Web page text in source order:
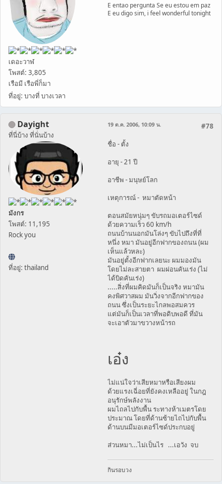
เดอะวาฬ
โพสต์: 3,805
เรือมี เรือพี่ก็มา
ที่อยู่: บางที่ บางเวลา
E entao pergunta Se eu estou em paz
E eu digo sim, i feel wonderful tonight
Dayight
ที่นี่บ้าง ที่นั่นบ้าง
มังกร
โพสต์: 11,195
Rock you
ที่อยู่: thailand
#78
19 ต.ค. 2006, 10:09 น.
ชื่อ - ตั้ง
อายุ - 21 ปี
อาชีพ - มนุษย์โลก
เหตุการณ์ - หมาตัดหน้า
ตอนสมัยหนุ่มๆ ขับรถมอเตอร์ไซด์
ด้วยความเร็ว 60 km/h
ถนนบ้านนอกมันโล่งๆ ขับไปถึงที่ที่
หนึ่ง หมา มันอยู่อีกฟากของถนน (ผม
เห็นแล้วหละ)
มันอยู่ตั้งอีกฟากเลยนะ ผมมองมัน
โดยไม่ละสายตา ผมผ่อนคันเร่ง (ไม่
ได้บิดคันเร่ง)
.....สิ่งที่ผมคิดมันก็เป็นจริง หมามัน
คงพิศวาสผม มันวิ่งจากอีกฟากของ
ถนน ซึ่งเป็นระยะไกลพอสมควร
แต่มันก็เป็นเวลาที่พอดิบพอดี ที่มัน
จะเอาตัวมาขวางหน้ารถ
เอ๋ง
ไม่แน่ใจว่าเสียหมาหรือเสียงผม
ด้วยแรงเฉี่อยที่ยังคงเหลืออยู่ ในกฎ
อนุรักษ์พลังงาน
ผมไถลไปกับพื้น ระทางห้าเมตรโดย
ประมาณ โดยที่ด้านซ้ายไถไปกับพื้น
ด้านบนมีมอเตอร์ไซด์ประกบอยู่
ส่วนหมา...ไม่เป็นไร ...เอวัง จบ
กินรอบวง